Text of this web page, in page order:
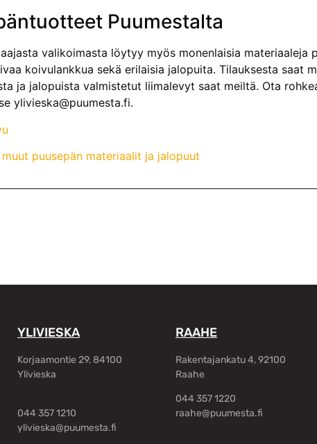
Puumestalta
valikoimasta löytyy myös monenlaisia materiaaleja
koivulankkua sekä erilaisia jalopuita. Tilauksesta saat
ja jalopuista valmistetut liimalevyt saat meiltä. Ota
ylivieska@puumesta.fi.
puusepän materiaalit ja jalopuut
YLIVIESKA
Korjaamontie 29, 84100
Ylivieska
044 357 1210
ylivieska@puumesta.fi
RAAHE
Rakentajankatu 4, 92100
Raahe
044 357 1220
raahe@puumesta.fi